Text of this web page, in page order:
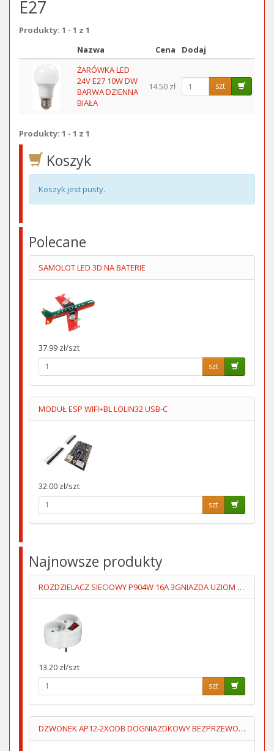
E27
Produkty: 1 - 1 z 1
Obraz
Nazwa Cena
Dodaj
ŻARÓWKA LED
24V E27 10W DW
BARWA DZIENNA
BIAŁA
14.50 zł szt
Produkty: 1 - 1 z 1
Koszyk
Koszyk jest pusty.
Polecane
SAMOLOT LED 3D NA BATERIE
37.99 zł/szt
szt
MODUŁ ESP WIFI+BL LOLIN32 USB-C
32.00 zł/szt
szt
Najnowsze produkty
ROZDZIELACZ SIECIOWY P904W 16A 3GNIAZDA UZIOM WYŁĄCZNIK
13.20 zł/szt
szt
DZWONEK AP12-2XODB DOGNIAZDKOWY BEZPRZEWODOWY 2 ODBIORNIKI